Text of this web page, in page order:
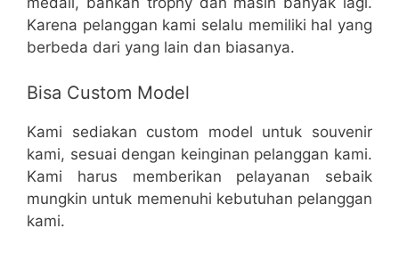
Karena pelanggan kami selalu memiliki hal yang
berbeda dari yang lain dan biasanya.
Bisa Custom Model
Kami sediakan custom model untuk souvenir
kami, sesuai dengan keinginan pelanggan kami.
Kami harus memberikan pelayanan sebaik
mungkin untuk memenuhi kebutuhan pelanggan
kami.